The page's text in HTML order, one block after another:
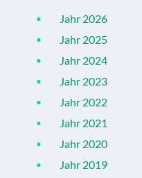
Jahr 2026
Jahr 2025
Jahr 2024
Jahr 2023
Jahr 2022
Jahr 2021
Jahr 2020
Jahr 2019